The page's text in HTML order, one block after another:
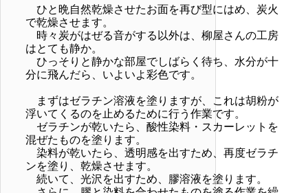
ひと晩自然乾燥させたお面を再び型にはめ、炭火
で乾燥させます。
時々炭がはぜる音がする以外は、柳屋さんの工房
はとても静か。
ひっそりと静かな部屋でしばらく待ち、水分が十
分に飛んだら、いよいよ彩色です。
まずはゼラチン溶液を塗りますが、これは胡粉が
浮いてくるのを止めるために行う作業です。
ゼラチンが乾いたら、酸性染料・スカーレットを
混ぜたものを塗ります。
染料が乾いたら、透明感を出すため、再度ゼラチ
ンを塗り、乾燥させます。
続いて、光沢を出すため、膠溶液を塗ります。